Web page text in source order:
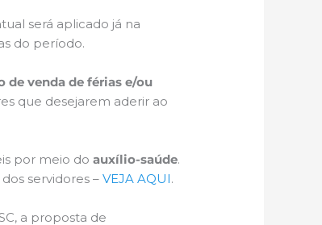
será aplicado já na
do período.
de venda de férias e/ou
que desejarem aderir ao
por meio doauxílio-saúde.
servidores –VEJA AQUI.
a proposta de